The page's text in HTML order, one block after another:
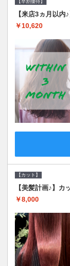
【早割優待】
【来店3ヵ月以内
￥10,620
【カット】
【美髪計画♪】
￥8,000